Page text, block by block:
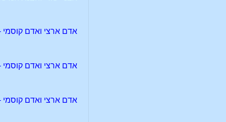
אדם ארצי ואדם קוסמי –
אדם ארצי ואדם קוסמי –
אדם ארצי ואדם קוסמי –